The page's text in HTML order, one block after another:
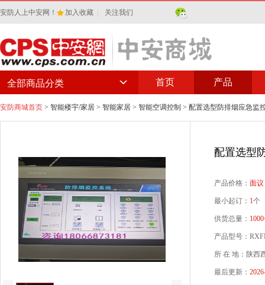
安防人上中安网！ 加入收藏 关注我们
首页 产品
全部商品分类
安防商城首页 > 智能楼宇/家居 > 智能家居 > 智能空调控制 > 配置选型防排烟应急监
配置选型
产品价格： 面议
最小起订： 1个
供货总量： 1000
产品型号：
所 在 地：陕西
最后更新：